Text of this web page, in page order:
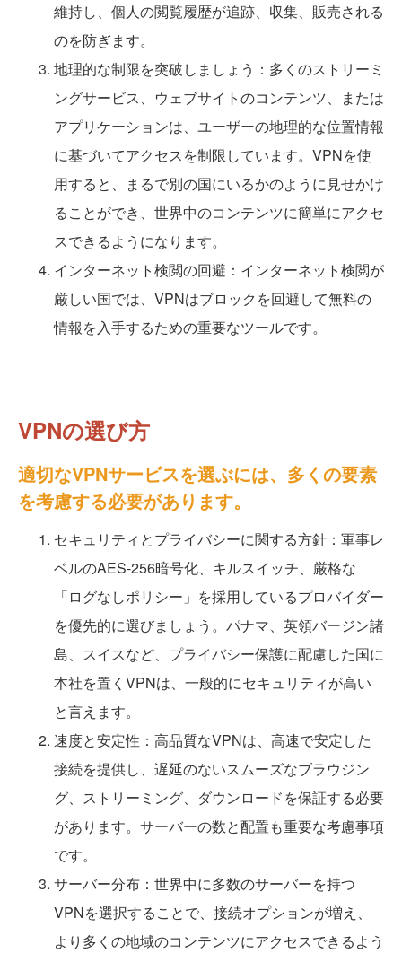
維持し、個人の閲覧履歴が追跡、収集、販売される
のを防ぎます。
地理的な制限を突破しましょう：多くのストリーミ
ングサービス、ウェブサイトのコンテンツ、または
アプリケーションは、ユーザーの地理的な位置情報
に基づいてアクセスを制限しています。VPNを使
用すると、まるで別の国にいるかのように見せかけ
ることができ、世界中のコンテンツに簡単にアクセ
スできるようになります。
インターネット検閲の回避：インターネット検閲が
厳しい国では、VPNはブロックを回避して無料の
情報を入手するための重要なツールです。
VPNの選び方
適切なVPNサービスを選ぶには、多くの要素
を考慮する必要があります。
セキュリティとプライバシーに関する方針：軍事レ
ベルのAES-256暗号化、キルスイッチ、厳格な
「ログなしポリシー」を採用しているプロバイダー
を優先的に選びましょう。パナマ、英領バージン諸
島、スイスなど、プライバシー保護に配慮した国に
本社を置くVPNは、一般的にセキュリティが高い
と言えます。
速度と安定性：高品質なVPNは、高速で安定した
接続を提供し、遅延のないスムーズなブラウジン
グ、ストリーミング、ダウンロードを保証する必要
があります。サーバーの数と配置も重要な考慮事項
です。
サーバー分布：世界中に多数のサーバーを持つ
VPNを選択することで、接続オプションが増え、
より多くの地域のコンテンツにアクセスできるよう